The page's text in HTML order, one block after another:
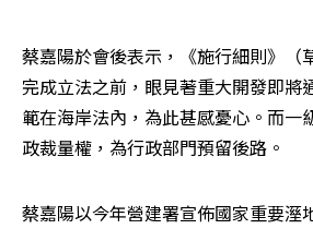
蔡嘉陽於會後表示，《施行細則》（
完成立法之前，眼見著重大開發即將
範在海岸法內，為此甚感憂心。而一
政裁量權，為行政部門預留後路。
蔡嘉陽以今年營建署宣佈國家重要溼